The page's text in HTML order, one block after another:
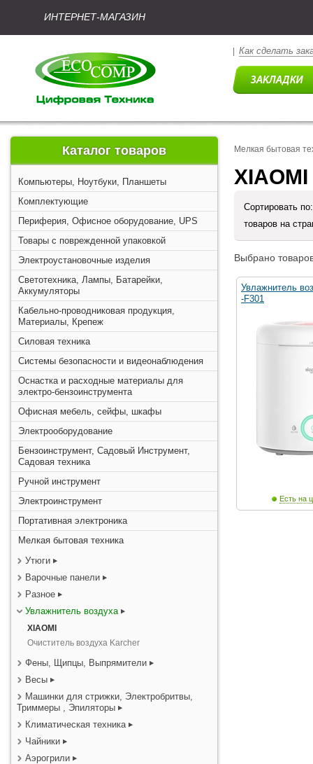
ИНТЕРНЕТ-МАГАЗИН
Как сделать
Каталог товаров
Компьютеры, Ноутбуки, Планшеты
Комплектующие
Периферия, Офисное оборудование, UPS
Товары с поврежденной упаковкой
Электроустановочные изделия
Светотехника, Лампы, Батарейки,
Аккумуляторы
Кабельно-проводниковая продукция,
Материалы, Крепеж
Силовая техника
Системы безопасности и видеонаблюдения
Оснастка и расходные материалы для
электро-бензоинструмента
Офисная мебель, сейфы, шкафы
Электрооборудование
Бензоинструмент, Садовый Инструмент,
Садовая техника
Ручной инструмент
Электроинструмент
Портативная электроника
Мелкая бытовая техника
Утюги
Варочные панели
Разное
Увлажнитель воздуха
XIAOMI
Очиститель воздуха Karcher
Фены, Щипцы, Выпрямители
Весы
Машинки для стрижки, Электробритвы,
Триммеры , Эпиляторы
Климатическая техника
Чайники
Аэрогрили
Мелкая бытовая
XIAOMI
Сортировать
товаров на
Выбрано
Увлажнитель
-F301
Есть на